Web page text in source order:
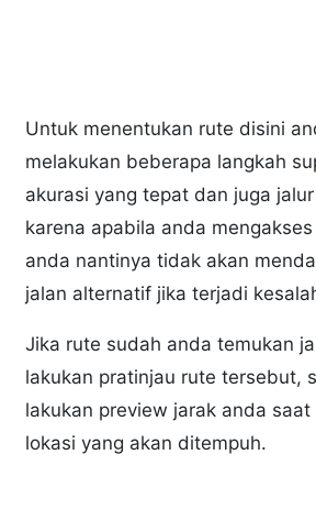
Untuk menentukan rute disini
melakukan beberapa langkah
akurasi yang tepat dan juga
karena apabila anda
anda nantinya tidak akan
jalan alternatif jika terjadi
Jika rute sudah anda temukan
lakukan pratinjau rute tersebut,
lakukan preview jarak anda
lokasi yang akan ditempuh.